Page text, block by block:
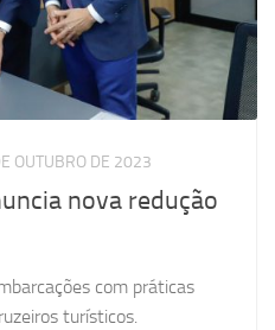
OUTUBRO DE 2023
nova redução
com práticas
turísticos.